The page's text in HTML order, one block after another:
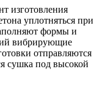
изготовления
уплотняться при
формы и
вибрирующие
отправляются
сушка под высокой